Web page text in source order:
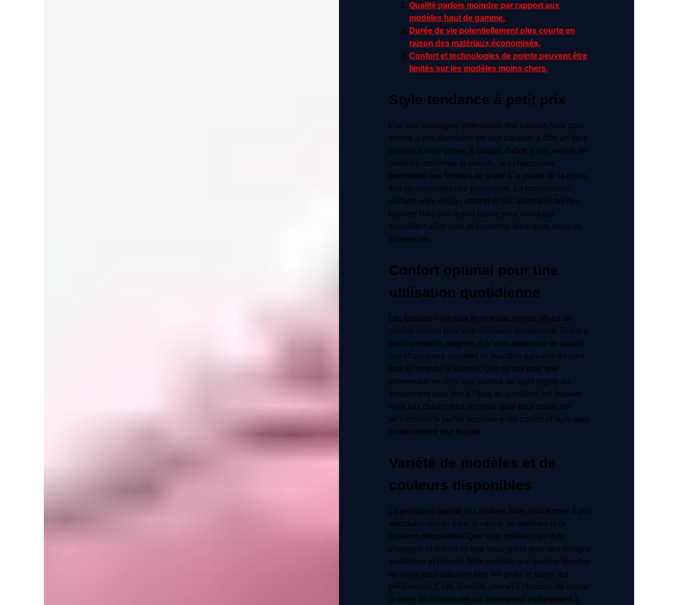
Qualité parfois moindre par rapport aux
modèles haut de gamme.
Durée de vie potentiellement plus courte en
raison des matériaux économisés.
Confort et technologies de pointe peuvent être
limités sur les modèles moins chers.
Style tendance à petit prix
L’un des avantages indéniables des baskets Nike pour
femme à prix abordable est leur capacité à offrir un style
tendance sans grever le budget. Grâce à une variété de
modèles modernes et colorés, ces chaussures
permettent aux femmes de rester à la pointe de la mode
tout en respectant leur portefeuille. La combinaison
parfaite entre design attractif et prix abordable fait des
baskets Nike une option idéale pour celles qui
souhaitent allier style et économie dans leurs choix de
chaussures.
Confort optimal pour une
utilisation quotidienne
Les baskets Nike pour femme pas chères offrent un
confort optimal pour une utilisation quotidienne. Grâce à
leur conception soignée et à leurs matériaux de qualité,
ces chaussures assurent un maintien agréable du pied
tout au long de la journée. Que ce soit pour une
promenade en ville, une séance de sport légère ou
simplement pour être à l’aise au quotidien, les baskets
Nike pas chères sont un choix idéal pour celles qui
recherchent le parfait équilibre entre confort et style sans
compromettre leur budget.
Variété de modèles et de
couleurs disponibles
La principale qualité des baskets Nike pour femme à prix
abordable réside dans la variété de modèles et de
couleurs disponibles. Que vous préfériez un style
classique et discret ou que vous optiez pour des designs
audacieux et colorés, Nike propose une gamme étendue
de choix pour satisfaire tous les goûts et toutes les
préférences. Cette diversité permet à chacune de trouver
la paire de chaussures qui correspond parfaitement à